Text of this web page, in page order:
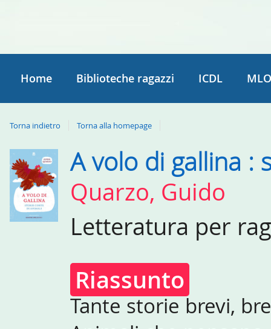
Home Biblioteche ragazzi ICDL
Torna indietro Torna alla homepage
Dettaglio
del
documento
A volo di gallina :
Quarzo, Guido
Letteratura per
Riassunto
Tante storie brevi,